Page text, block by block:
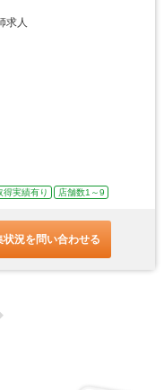
求人
得実績有り 店舗数1～9
状況を問い合わせる